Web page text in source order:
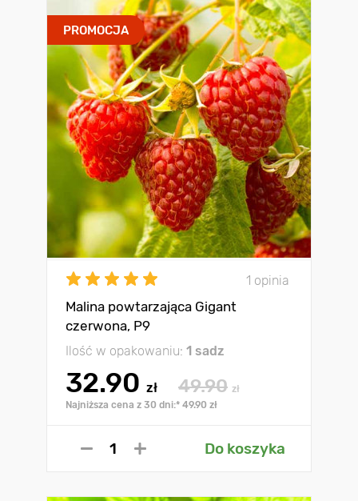
PROMOCJA
1 opinia
Malina powtarzająca Gigant
czerwona, Р9
Ilość w opakowaniu: 1 sadz
32.90 zł 49.90 zł
Najniższa cena z 30 dni:* 49.90 zł
Do koszyka